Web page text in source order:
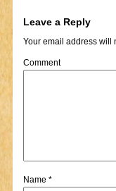
Leave a Reply
Your email address will
Comment
Name *